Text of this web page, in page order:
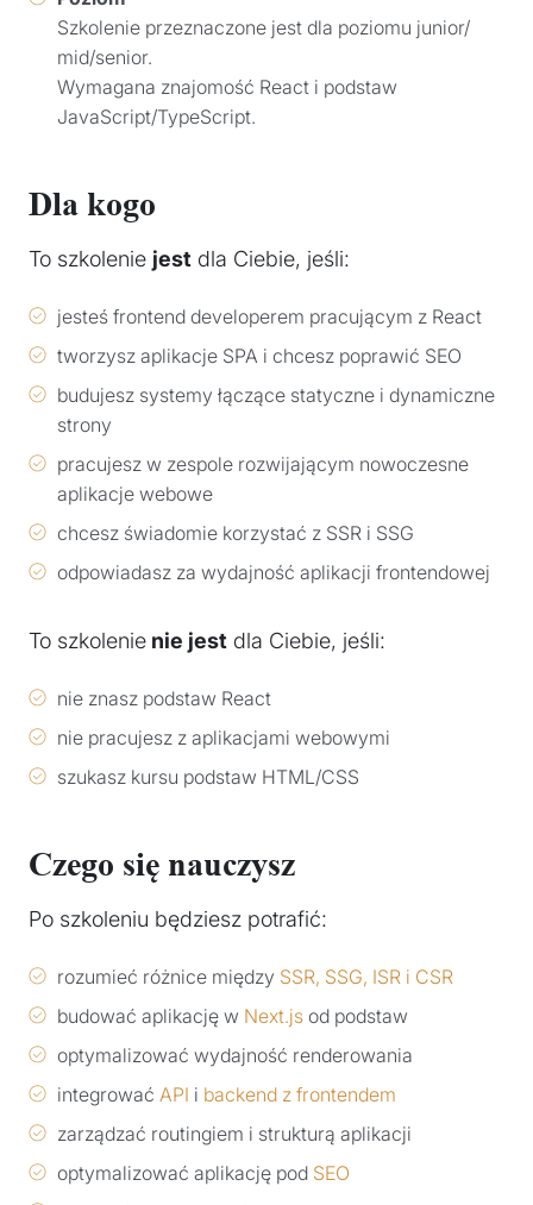
Szkolenie przeznaczone jest dla poziomu junior/
mid/senior.
Wymagana znajomość React i podstaw
JavaScript/TypeScript.
Dla kogo
To szkolenie jest dla Ciebie, jeśli:
jesteś frontend developerem pracującym z React
tworzysz aplikacje SPA i chcesz poprawić SEO
budujesz systemy łączące statyczne i dynamiczne
strony
pracujesz w zespole rozwijającym nowoczesne
aplikacje webowe
chcesz świadomie korzystać z SSR i SSG
odpowiadasz za wydajność aplikacji frontendowej
To szkolenie nie jest dla Ciebie, jeśli:
nie znasz podstaw React
nie pracujesz z aplikacjami webowymi
szukasz kursu podstaw HTML/CSS
Czego się nauczysz
Po szkoleniu będziesz potrafić:
rozumieć różnice między SSR, SSG, ISR i CSR
budować aplikację w Next.js od podstaw
optymalizować wydajność renderowania
integrować API i backend z frontendem
zarządzać routingiem i strukturą aplikacji
optymalizować aplikację pod SEO